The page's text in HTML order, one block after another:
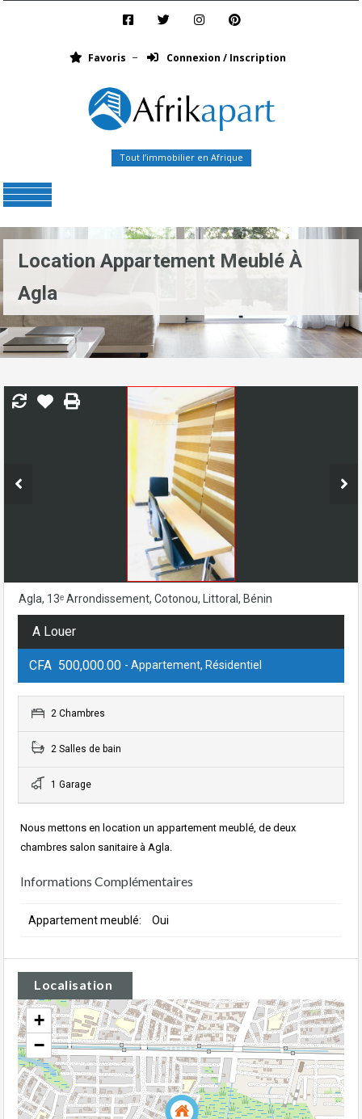
Favoris Connexion / Inscription
Tout l’immobilier en Afrique
Location Appartement Meublé À
Agla
Agla, 13ᵉ Arrondissement, Cotonou, Littoral, Bénin
A Louer
CFA 500,000.00 - Appartement, Résidentiel
2 Chambres
2 Salles de bain
1 Garage
Nous mettons en location un appartement meublé, de deux
chambres salon sanitaire à Agla.
Informations Complémentaires
Appartement meublé: Oui
Localisation
+
−